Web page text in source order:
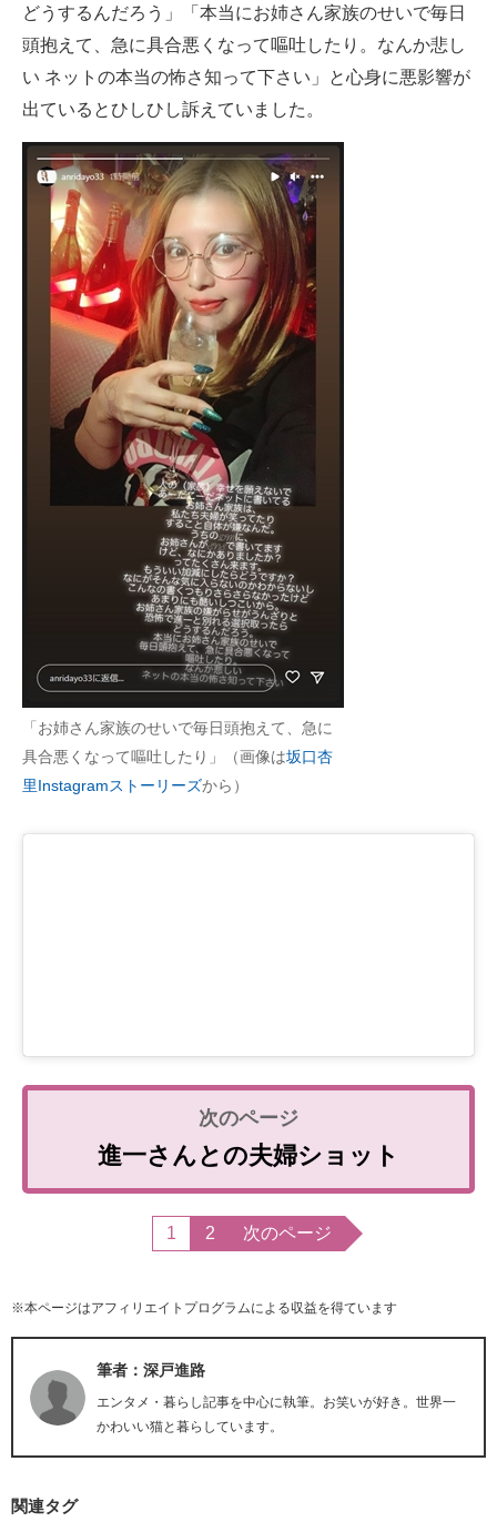
どうするんだろう」「本当にお姉さん家族のせいで毎日
頭抱えて、急に具合悪くなって嘔吐したり。なんか悲し
い ネットの本当の怖さ知って下さい」と心身に悪影響が
出ているとひしひし訴えていました。
「お姉さん家族のせいで毎日頭抱えて、急に
具合悪くなって嘔吐したり」（画像は坂口杏
里Instagramストーリーズから）
進一さんとの夫婦ショット
1 2 次のページ
※本ページはアフィリエイトプログラムによる収益を得ています
筆者：深戸進路
エンタメ・暮らし記事を中心に執筆。お笑いが好き。世界一
かわいい猫と暮らしています。
関連タグ